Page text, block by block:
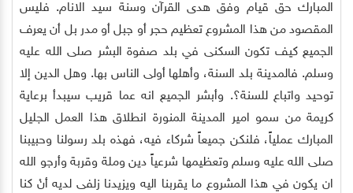
المبارك حق قيام وفق هدى القرآن وسنة سيد الانام. فليس
المقصود من هذا المشروع تعظيم حجر أو جبل أو مدر بل أن يعرف
الجميع كيف تكون السكنى في بلد صفوة البشر صلى الله عليه
وسلم. فالمدينة بلد السنة، وأهلها أولى الناس بها. وهل الدين إلا
توحيد واتباع للسنة؟. وأبشر الجميع انه عما قريب سيبدأ برعاية
كريمة من سمو امير المدينة المنورة انطلاق هذا العمل الجليل
المبارك عملياً، فلنكن جميعاً شركاء فيه، فهذه بلد رسولنا وحبيبنا
صلى الله عليه وسلم وتعظيمها شرعياً دين وملة وقربة وأرجو الله
ان يكون في هذا المشروع ما يقربنا اليه ويزيدنا زلفى لديه أنْ كنا